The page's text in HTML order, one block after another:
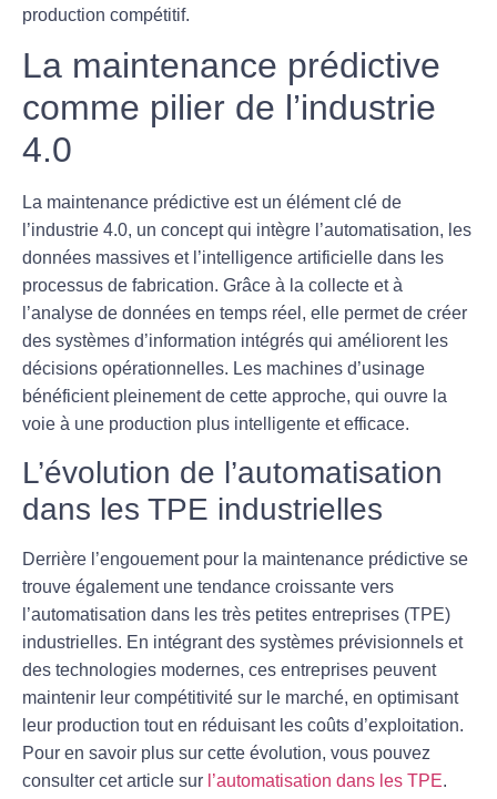
production compétitif.
La maintenance prédictive
comme pilier de l’industrie
4.0
La maintenance prédictive est un élément clé de
l’industrie 4.0, un concept qui intègre l’automatisation, les
données massives et l’intelligence artificielle dans les
processus de fabrication. Grâce à la collecte et à
l’analyse de données en temps réel, elle permet de créer
des systèmes d’information intégrés qui améliorent les
décisions opérationnelles. Les machines d’usinage
bénéficient pleinement de cette approche, qui ouvre la
voie à une production plus intelligente et efficace.
L’évolution de l’automatisation
dans les TPE industrielles
Derrière l’engouement pour la maintenance prédictive se
trouve également une tendance croissante vers
l’automatisation dans les très petites entreprises (TPE)
industrielles. En intégrant des systèmes prévisionnels et
des technologies modernes, ces entreprises peuvent
maintenir leur compétitivité sur le marché, en optimisant
leur production tout en réduisant les coûts d’exploitation.
Pour en savoir plus sur cette évolution, vous pouvez
consulter cet article sur l’automatisation dans les TPE.